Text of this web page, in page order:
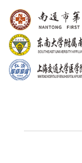
网站首页 - 教学 -